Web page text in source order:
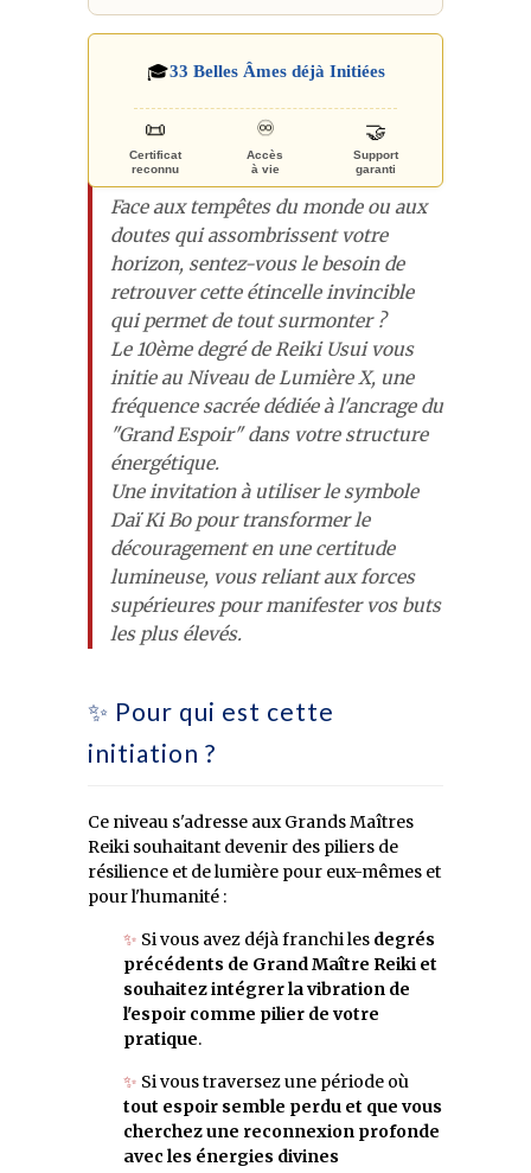
🎓33 Belles Âmes déjà Initiées
📜
Certificat
reconnu
♾️
Accès
à vie
🤝
Support
garanti
Face aux tempêtes du monde ou aux
doutes qui assombrissent votre
horizon, sentez-vous le besoin de
retrouver cette étincelle invincible
qui permet de tout surmonter ?
Le 10ème degré de Reiki Usui vous
initie au Niveau de Lumière X, une
fréquence sacrée dédiée à l'ancrage du
"Grand Espoir" dans votre structure
énergétique.
Une invitation à utiliser le symbole
Daï Ki Bo pour transformer le
découragement en une certitude
lumineuse, vous reliant aux forces
supérieures pour manifester vos buts
les plus élevés.
✨ Pour qui est cette
initiation ?
Ce niveau s'adresse aux Grands Maîtres
Reiki souhaitant devenir des piliers de
résilience et de lumière pour eux-mêmes et
pour l'humanité :
✨ Si vous avez déjà franchi les degrés
précédents de Grand Maître Reiki et
souhaitez intégrer la vibration de
l'espoir comme pilier de votre
pratique.
✨ Si vous traversez une période où
tout espoir semble perdu et que vous
cherchez une reconnexion profonde
avec les énergies divines